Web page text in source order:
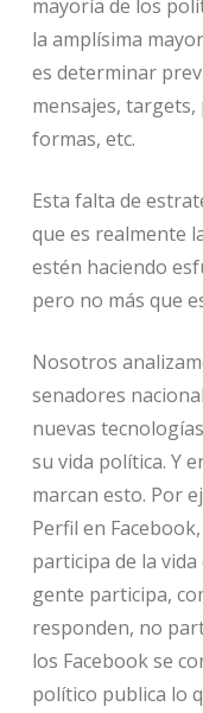
mayoría de los
la amplísima
es determinar
mensajes,
formas, etc.
Esta falta de
que es realmente
estén haciendo
pero no más que
Nosotros
senadores
nuevas
su vida política. Y
marcan esto. Por
Perfil en
participa de la
gente participa,
responden, no
los Facebook se
político publica lo